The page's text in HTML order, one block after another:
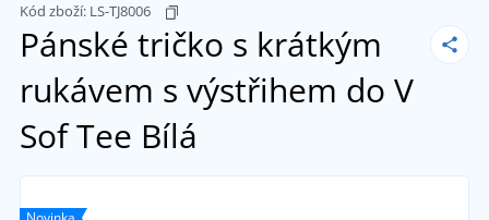
Kód zboží: LS-TJ8006
Pánské tričko s krátkým
rukávem s výstřihem do V
Sof Tee Bílá